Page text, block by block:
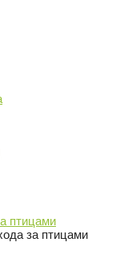
птицами
за птицами